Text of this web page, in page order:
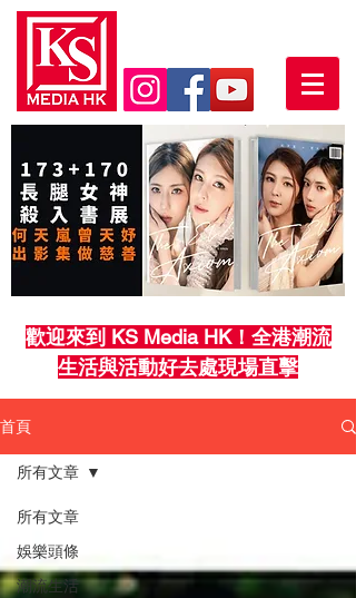
歡迎來到 KS Media HK！全港潮流
生活與活動好去處現場直擊
首頁
所有文章
娛樂頭條
潮流生活
所有文章